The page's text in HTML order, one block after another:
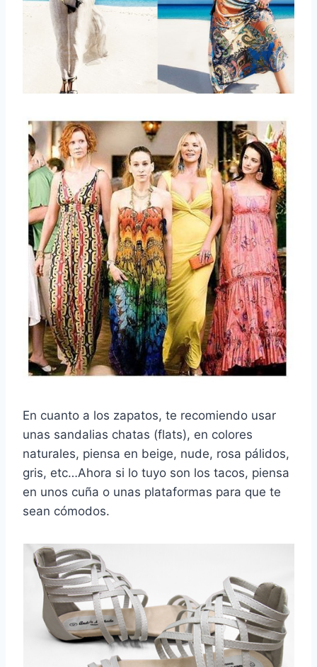
En cuanto a los zapatos, te recomiendo usar
unas sandalias chatas (flats), en colores
naturales, piensa en beige, nude, rosa pálidos,
gris, etc…Ahora si lo tuyo son los tacos, piensa
en unos cuña o unas plataformas para que te
sean cómodos.